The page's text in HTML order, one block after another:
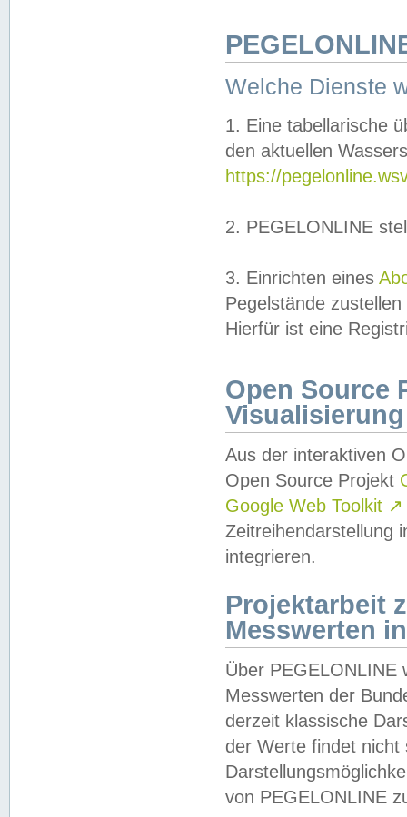
Welche Dienste
1. Eine tabellarische
den aktuellen
https://
2. PEGELONLINE
3. Einrichten eines
Pegelstände
Hierfür ist eine
Open Source
Visualisierung
Aus der interaktiven
Open Source Projekt
Google Web Toolkit ↗
Zeitreihendarstellung
integrieren.
Projektarbeit
Messwerten
Über PEGELONLINE
Messwerten der
derzeit klassische
der Werte findet
von PEGELONLINE